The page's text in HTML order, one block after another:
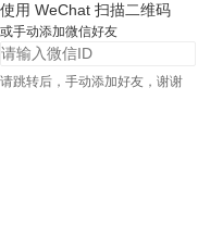
使用 WeChat 扫描二维码
或手动添加微信好友
请跳转后，手动添加好友，谢谢